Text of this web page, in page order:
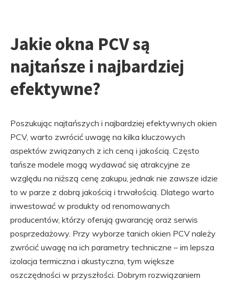
Jakie okna PCV są
najtańsze i najbardziej
efektywne?
Poszukując najtańszych i najbardziej efektywnych okien
PCV, warto zwrócić uwagę na kilka kluczowych
aspektów związanych z ich ceną i jakością. Często
tańsze modele mogą wydawać się atrakcyjne ze
względu na niższą cenę zakupu, jednak nie zawsze idzie
to w parze z dobrą jakością i trwałością. Dlatego warto
inwestować w produkty od renomowanych
producentów, którzy oferują gwarancję oraz serwis
posprzedażowy. Przy wyborze tanich okien PCV należy
zwrócić uwagę na ich parametry techniczne – im lepsza
izolacja termiczna i akustyczna, tym większe
oszczędności w przyszłości. Dobrym rozwiązaniem